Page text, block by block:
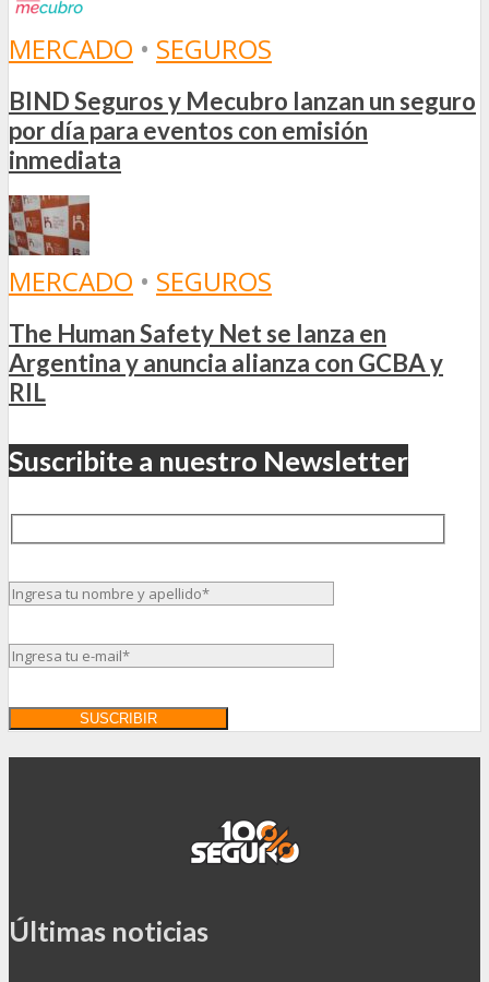
MERCADO • SEGUROS
BIND Seguros y Mecubro lanzan un seguro
por día para eventos con emisión
inmediata
MERCADO • SEGUROS
The Human Safety Net se lanza en
Argentina y anuncia alianza con GCBA y
RIL
Suscribite a nuestro Newsletter
Últimas noticias